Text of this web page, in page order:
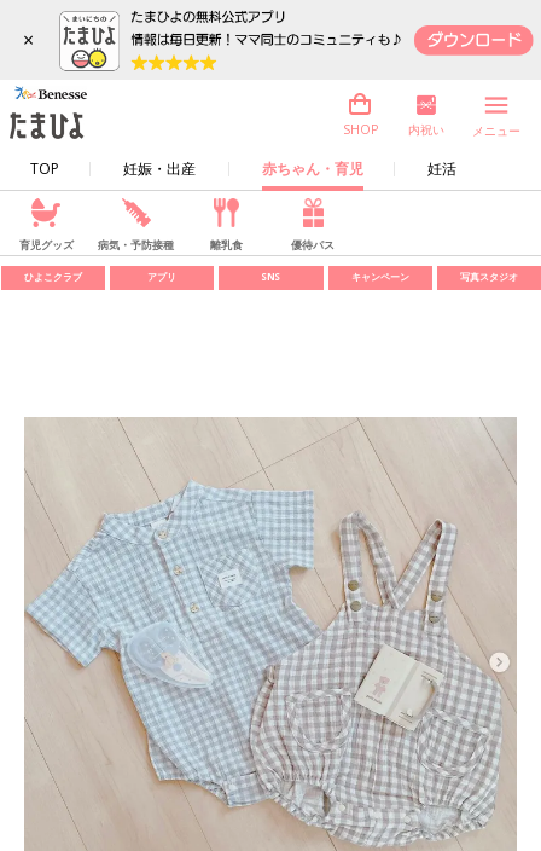
×
TOP 妊娠・出産 赤ちゃん・育児 妊活
SHOP 内祝い メニュー
育児グッズ 病気・予防接種 離乳食 優待パス
ひよこクラブ アプリ SNS キャンペーン 写真スタジオ